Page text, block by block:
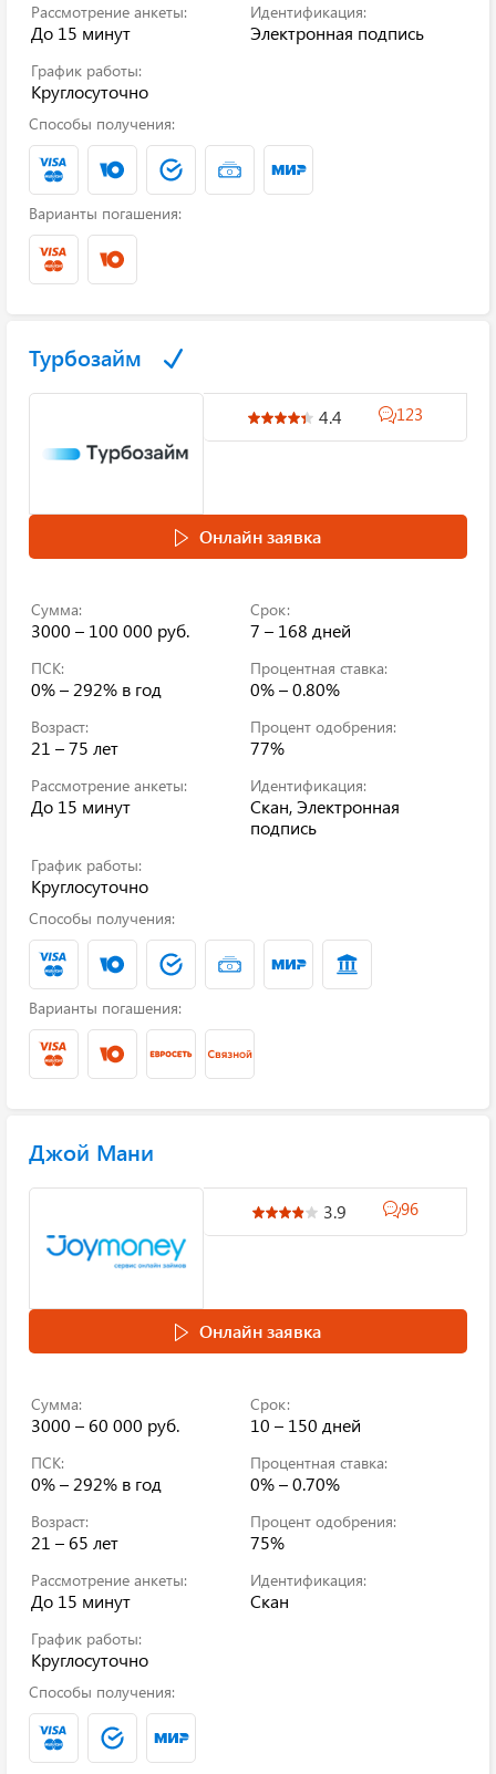
Рассмотрение анкеты:
До 15 минут
Идентификация:
Электронная подпись
График работы:
Круглосуточно
Способы получения:
Варианты погашения:
Турбозайм
4.4 123
Онлайн заявка
Сумма:
3000 – 100 000 руб.
Срок:
7 – 168 дней
ПСК:
0% – 292% в год
Процентная ставка:
0% – 0.80%
Возраст:
21 – 75 лет
Процент одобрения:
77%
Рассмотрение анкеты:
До 15 минут
Идентификация:
Скан, Электронная
подпись
График работы:
Круглосуточно
Способы получения:
Варианты погашения:
Джой Мани
3.9 96
Онлайн заявка
Сумма:
3000 – 60 000 руб.
Срок:
10 – 150 дней
ПСК:
0% – 292% в год
Процентная ставка:
0% – 0.70%
Возраст:
21 – 65 лет
Процент одобрения:
75%
Рассмотрение анкеты:
До 15 минут
Идентификация:
Скан
График работы:
Круглосуточно
Способы получения: